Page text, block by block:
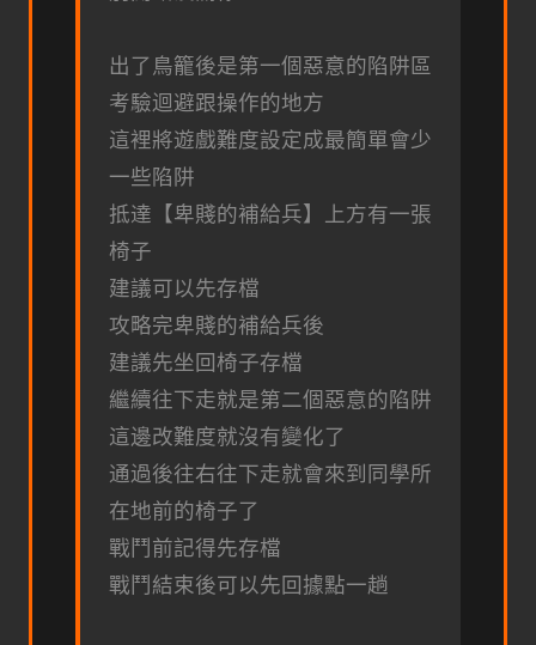
出了鳥籠後是第一個惡意的陷阱區
考驗迴避跟操作的地方
這裡將遊戲難度設定成最簡單會少
一些陷阱
抵達【卑賤的補給兵】上方有一張
椅子
建議可以先存檔
攻略完卑賤的補給兵後
建議先坐回椅子存檔
繼續往下走就是第二個惡意的陷阱
這邊改難度就沒有變化了
通過後往右往下走就會來到同學所
在地前的椅子了
戰鬥前記得先存檔
戰鬥結束後可以先回據點一趟